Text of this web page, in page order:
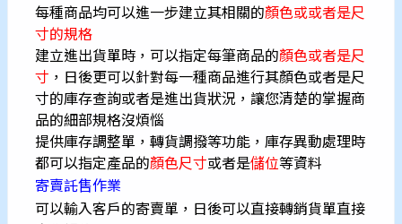
每種商品均可以進一步建立其相關的顏色或或者是尺
寸的規格
建立進出貨單時，可以指定每筆商品的顏色或者是尺
寸 ，日後更可以針對每一種商品進行其顏色或者是尺
寸的庫存查詢或者是進出貨狀況，讓您清楚的掌握商
品的細部規格沒煩惱
提供庫存調整單，轉貨調撥等功能，庫存異動處理時
都可以指定產品的顏色尺寸或者是儲位等資料
寄賣託售作業
可以輸入客戶的寄賣單，日後可以直接轉銷貨單直接